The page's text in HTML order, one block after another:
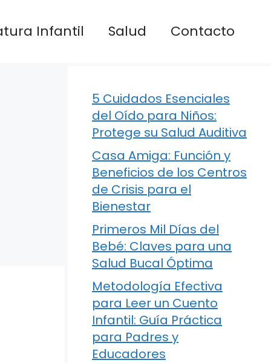
Infantil Salud Contacto
5 Cuidados Esenciales
del Oído para Niños:
Protege su Salud Auditiva
Casa Amiga: Función y
Beneficios de los Centros
de Crisis para el
Bienestar
Primeros Mil Días del
Bebé: Claves para una
Salud Bucal Óptima
Metodología Efectiva
para Leer un Cuento
Infantil: Guía Práctica
para Padres y
Educadores